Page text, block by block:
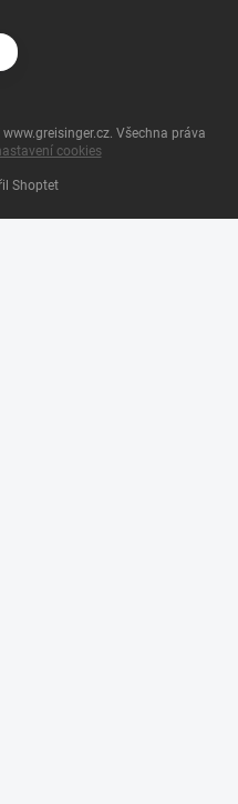
Shoptet
. Všechna práva
cookies